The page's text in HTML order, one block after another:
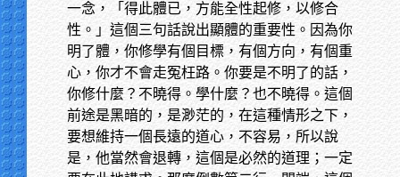
一念，「得此體已，方能全性起修，以修合
性。」這個三句話說出顯體的重要性。因為你
明了體，你修學有個目標，有個方向，有個重
心，你才不會走冤枉路。你要是不明了的話，
你修什麼？不曉得。學什麼？也不曉得。這個
前途是黑暗的，是渺茫的，在這種情形之下，
要想維持一個長遠的道心，不容易，所以說
是，他當然會退轉，這個是必然的道理；一定